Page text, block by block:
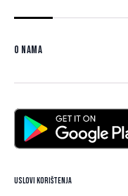
O nama
Uslovi korištenja